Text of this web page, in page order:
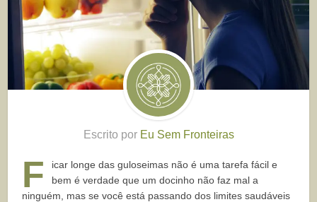
Escrito por Eu Sem Fronteiras
F
icar longe das guloseimas não é uma tarefa fácil e
bem é verdade que um docinho não faz mal a
ninguém, mas se você está passando dos limites saudáveis